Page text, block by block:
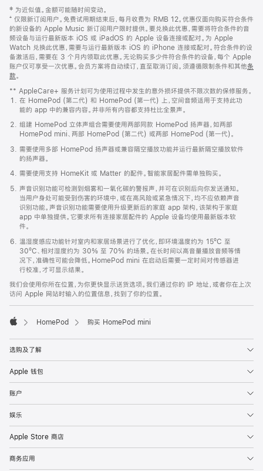
页
页
脚
注
‡ 为近似值。金额可能随时间变动。
⁺ 仅限新订阅用户。免费试用期结束后，每月收费为 RMB 12。优惠仅面向购买符合条件
的新设备的 Apple Music 新订阅用户限时提供。要兑换此优惠，需要将符合条件的音
频设备与运行最新版本 iOS 或 iPadOS 的 Apple 设备连接或配对。为 Apple
Watch 兑换此优惠，需要与运行最新版本 iOS 的 iPhone 连接或配对。符合条件的设
备激活后，需要在 3 个月内领取此优惠。无论购买多少件符合条件的设备，每个 Apple
账户仅可享受一次优惠。会员方案将自动续订，直至取消订阅。须遵循限制条件和其他条
款。
窗
口
中
打
开)
** AppleCare+ 服务计划可为使用过程中发生的意外损坏提供不限次数的保修服务。
在 HomePod (第二代) 和 HomePod (第一代) 上，空间音频适用于支持此功
能的 app 中的兼容内容。并非所有内容都支持杜比全景声。
组建 HomePod 立体声组合需要使用两部同款 HomePod 扬声器，如两部
HomePod mini、两部 HomePod (第二代) 或两部 HomePod (第一代)。
需要使用多部 HomePod 扬声器或兼容隔空播放功能并运行最新隔空播放软件
的扬声器。
需要使用支持 HomeKit 或 Matter 的配件。智能家居配件需单独购买。
声音识别功能可检测到烟雾和一氧化碳的警报声，并可在识别后向你发送通知。
当用户身处可能受到伤害的环境中，或在高风险或紧急情况下，均不应依赖声音
识别功能。声音识别功能需要使用升级更新后的家庭 app 架构，该架构于家庭
app 中单独提供。它要求所有连接家居配件的 Apple 设备均使用最新版本软
件。
温湿度感应功能针对室内和家居场景进行了优化，即环境温度约为 15ºC 至
30ºC、相对湿度约为 30% 至 70% 的场景。在长时间以高音量播放音频等情
况下，准确性可能会降低。HomePod mini 在启动后需要一定时间对传感器进
行校准，才可显示结果。
我们会使用你所在位置，为你更快显示送货选项。我们通过你的 IP 地址，或者你在上次
访问 Apple 网站时输入的位置信息，找到了你的位置。
HomePod 购买 HomePod mini
选购及了解
Apple 钱包
账户
娱乐
Apple Store 商店
商务应用